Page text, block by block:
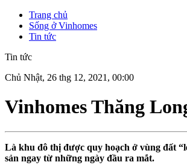
Trang chủ
Sống ở Vinhomes
Tin tức
Tin tức
Chủ Nhật, 26 thg 12, 2021, 00:00
Vinhomes Thăng
Là khu đô thị được quy hoạch ở vùng đất
sản ngay từ những ngày đầu ra mắt.